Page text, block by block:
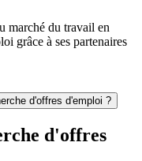
marché du travail en
grâce à ses partenaires
d'offres d'emploi ?
d'offres